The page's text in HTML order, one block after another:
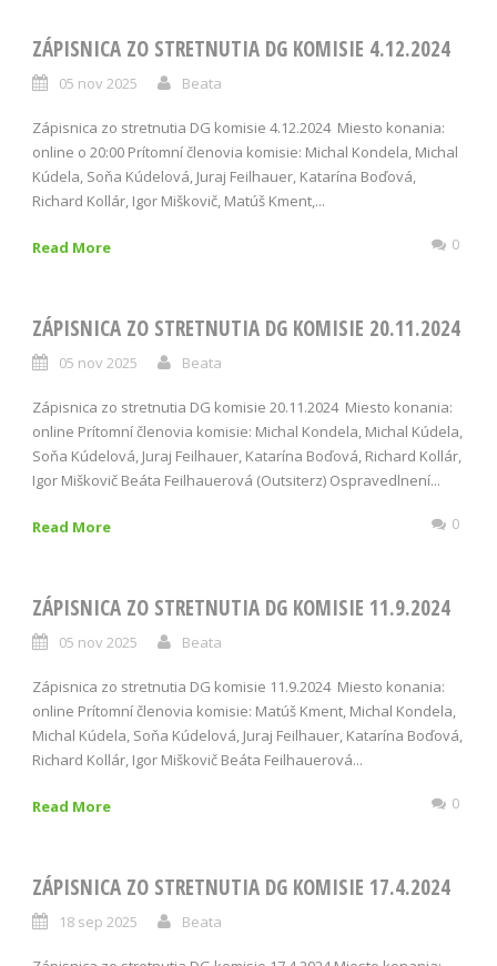
ZÁPISNICA ZO STRETNUTIA DG KOMISIE 4.12.2024
05 nov 2025 Beata
Zápisnica zo stretnutia DG komisie 4.12.2024 Miesto konania:
online o 20:00 Prítomní členovia komisie: Michal Kondela, Michal
Kúdela, Soňa Kúdelová, Juraj Feilhauer, Katarína Boďová,
Richard Kollár, Igor Miškovič, Matúš Kment,...
Read More 0
ZÁPISNICA ZO STRETNUTIA DG KOMISIE 20.11.2024
05 nov 2025 Beata
Zápisnica zo stretnutia DG komisie 20.11.2024 Miesto konania:
online Prítomní členovia komisie: Michal Kondela, Michal Kúdela,
Soňa Kúdelová, Juraj Feilhauer, Katarína Boďová, Richard Kollár,
Igor Miškovič Beáta Feilhauerová (Outsiterz) Ospravedlnení...
Read More 0
ZÁPISNICA ZO STRETNUTIA DG KOMISIE 11.9.2024
05 nov 2025 Beata
Zápisnica zo stretnutia DG komisie 11.9.2024 Miesto konania:
online Prítomní členovia komisie: Matúš Kment, Michal Kondela,
Michal Kúdela, Soňa Kúdelová, Juraj Feilhauer, Katarína Boďová,
Richard Kollár, Igor Miškovič Beáta Feilhauerová...
Read More 0
ZÁPISNICA ZO STRETNUTIA DG KOMISIE 17.4.2024
18 sep 2025 Beata